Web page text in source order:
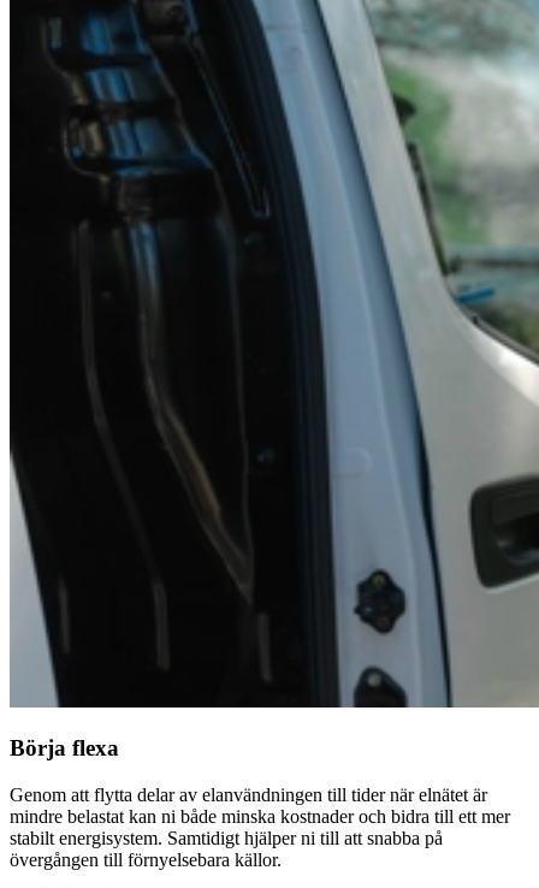
Börja flexa
Genom att flytta delar av elanvändningen till tider när elnätet är
mindre belastat kan ni både minska kostnader och bidra till ett mer
stabilt energisystem. Samtidigt hjälper ni till att snabba på
övergången till förnyelsebara källor.